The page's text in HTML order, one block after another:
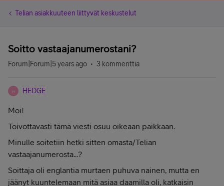
Telian asiakkuuteen liittyvät keskustelut
Soitto vastaajanumerostani?
Forum|Forum|5 years ago 3 kommenttia
H HEDGE
Moi!
Toivottavasti tämä viesti osuu oikeaan paikkaan.
Minulle soitetiin hetki sitten omasta/Telian
vastaajanumerosta...?
Soittaja oli englantia murtaen puhuva nainen, mutta en
jäänyt kuuntelemaan mitä asiaa daamilla oli, katkaisin